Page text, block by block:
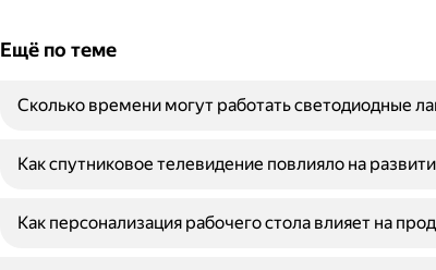
Ещё по теме
Сколько времени могут работать светодиодные
Как спутниковое телевидение повлияло на
Как персонализация рабочего стола влияет на